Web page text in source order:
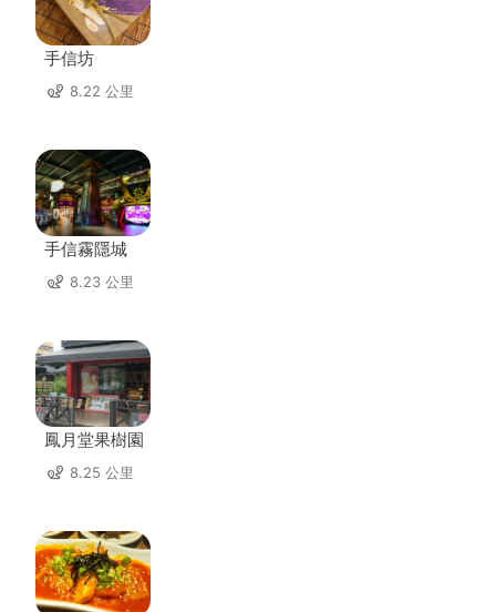
手信坊
8.22 公里
手信霧隱城
8.23 公里
鳳月堂果樹園
8.25 公里